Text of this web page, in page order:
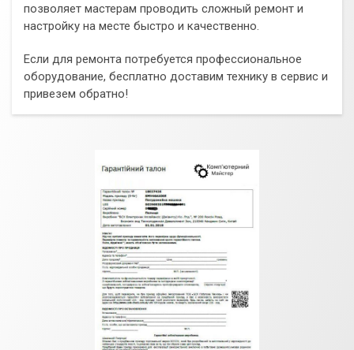
позволяет мастерам проводить сложный ремонт и
настройку на месте быстро и качественно.
Если для ремонта потребуется профессиональное
оборудование, бесплатно доставим технику в сервис и
привезем обратно!